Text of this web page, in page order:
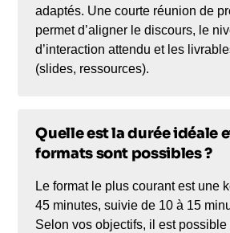
adaptés. Une courte réunion de
permet d’aligner le discours, le
d’interaction attendu et les
(slides, ressources).
Quelle est la durée idéale
formats sont possibles ?
Le format le plus courant est une
45 minutes, suivie de 10 à 15
Selon vos objectifs, il est